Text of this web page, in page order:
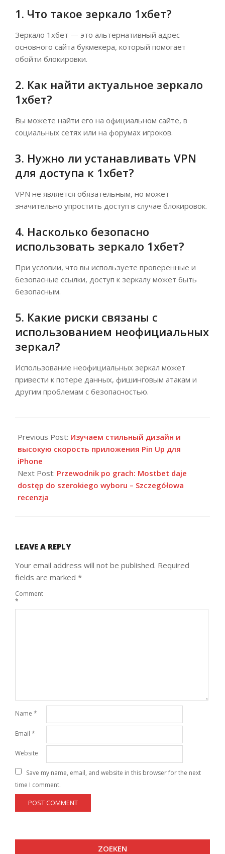
1. Что такое зеркало 1хбет?
Зеркало 1хбет — это альтернативный адрес
основного сайта букмекера, который помогает
обойти блокировки.
2. Как найти актуальное зеркало
1хбет?
Вы можете найти его на официальном сайте, в
социальных сетях или на форумах игроков.
3. Нужно ли устанавливать VPN
для доступа к 1хбет?
VPN не является обязательным, но может
значительно упростить доступ в случае блокировок.
4. Насколько безопасно
использовать зеркало 1хбет?
При условии, что вы используете проверенные и
безопасные ссылки, доступ к зеркалу может быть
безопасным.
5. Какие риски связаны с
использованием неофициальных
зеркал?
Использование неофициальных зеркал может
привести к потере данных, фишинговым атакам и
другим проблемам с безопасностью.
05-
21
Previous Post: Изучаем стильный дизайн и
высокую скорость приложения Pin Up для
iPhone
Next Post: Przewodnik po grach: Mostbet daje
dostęp do szerokiego wyboru – Szczegółowa
recenzja
LEAVE A REPLY
Your email address will not be published. Required
fields are marked *
Comment
*
Name *
Email *
Website
Save my name, email, and website in this browser for the next
time I comment.
ZOEKEN